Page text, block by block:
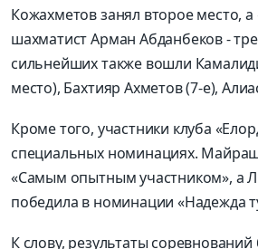
Кожахметов занял второе место,
шахматист Арман Абданбеков -
сильнейших также вошли
место), Бахтияр Ахметов (7-е),
Кроме того, участники клуба
специальных номинациях.
«Самым опытным участником», а
победила в номинации «Надежда
К слову, результаты соревнований